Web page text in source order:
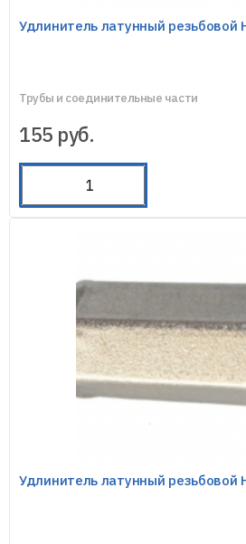
Удлинитель латунный резьбовой
Трубы и соединительные части
155 руб.
Удлинитель латунный резьбовой